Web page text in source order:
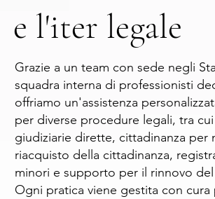
e l'iter legale
Grazie a un team con sede negli
squadra interna di professionisti
offriamo un'assistenza
per diverse procedure legali, tra
giudiziarie dirette, cittadinanza per
riacquisto della cittadinanza,
minori e supporto per il rinnovo
Ogni pratica viene gestita con cura